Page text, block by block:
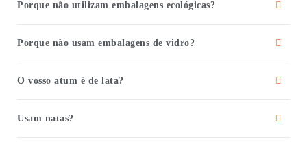
Porque não utilizam embalagens ecológicas?
Porque não usam embalagens de vidro?
O vosso atum é de lata?
Usam natas?